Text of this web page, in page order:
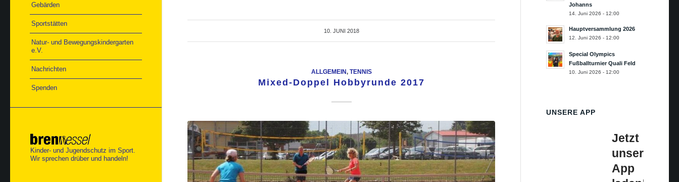
Gebärden
Sportstätten
Natur- und Bewegungskindergarten
e.V.
Nachrichten
Spenden
Kinder- und Jugendschutz im Sport.
Wir sprechen drüber und handeln!
10. JUNI 2018
ALLGEMEIN, TENNIS
Mixed-Doppel Hobbyrunde 2017
Johanns
14. Juni 2026 - 12:00
Hauptversammlung 2026
12. Juni 2026 - 12:00
Special Olympics
Fußballturnier Quali Feld
10. Juni 2026 - 12:00
UNSERE APP
Jetzt
unsere
App